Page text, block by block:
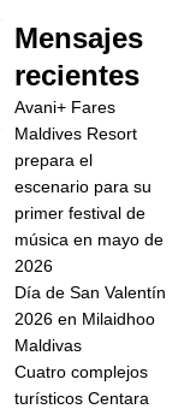
Mensajes
recientes
Avani+ Fares
Maldives Resort
prepara el
escenario para su
primer festival de
música en mayo de
2026
Día de San Valentín
2026 en Milaidhoo
Maldivas
Cuatro complejos
turísticos Centara